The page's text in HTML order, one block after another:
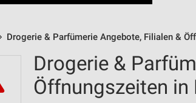
Drogerie & Parfümerie Angebote, Filialen &
Drogerie &
Öffnungszeiten in